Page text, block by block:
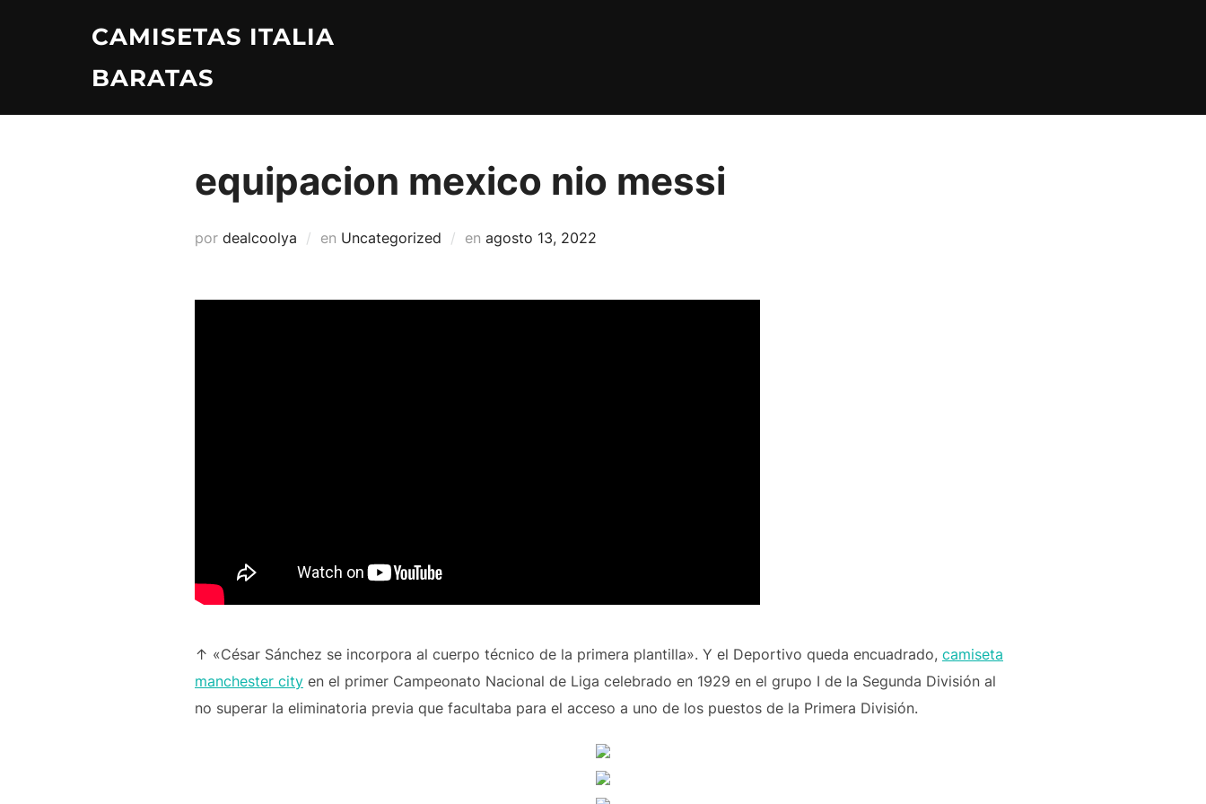
CAMISETAS ITALIA
BARATAS
equipacion mexico nio messi
por dealcoolya en Uncategorized en Publicado
agosto 13, 2022
↑ «César Sánchez se incorpora al cuerpo técnico de la primera plantilla». Y el Deportivo queda encuadrado, camiseta
manchester city en el primer Campeonato Nacional de Liga celebrado en 1929 en el grupo I de la Segunda División al
no superar la eliminatoria previa que facultaba para el acceso a uno de los puestos de la Primera División.